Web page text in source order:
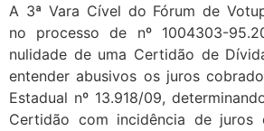
A 3ª Vara Cível do Fórum de
no processo de nº 1004303-
nulidade de uma Certidão de
entender abusivos os juros
Estadual nº 13.918/09,
Certidão com incidência de juros